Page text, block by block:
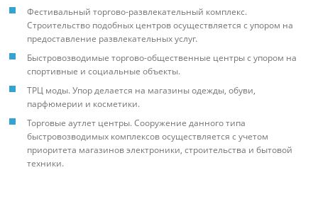
Фестивальный торгово-развлекательный комплекс.
Строительство подобных центров осуществляется с упором на
предоставление развлекательных услуг.
Быстровозводимые торгово-общественные центры с упором на
спортивные и социальные объекты.
ТРЦ моды. Упор делается на магазины одежды, обуви,
парфюмерии и косметики.
Торговые аутлет центры. Сооружение данного типа
быстровозводимых комплексов осуществляется с учетом
приоритета магазинов электроники, строительства и бытовой
техники.